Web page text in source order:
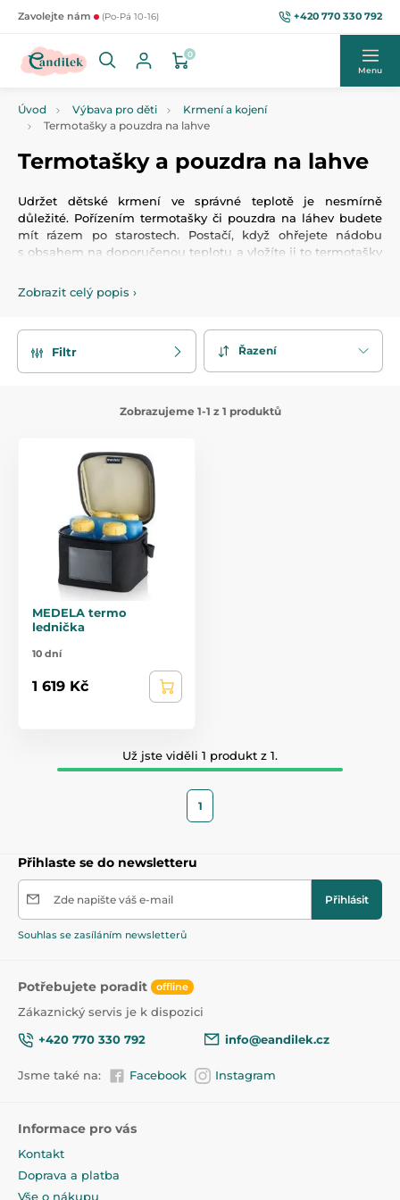
Zavolejte nám (Po-Pá 10-16) +420 770 330 792
0
Menu
Úvod Výbava pro děti
Krmení a kojení
Termotašky a pouzdra na lahve
Termotašky a pouzdra na lahve
Udržet dětské krmení ve správné teplotě je nesmírně
důležité. Pořízením termotašky či pouzdra na láhev budete
mít rázem po starostech. Postačí, když ohřejete nádobu
s obsahem na doporučenou teplotu a vložíte ji to termotašky
hodin. Naše termotašky a pouzdra jsou tedy nezbytnou
pomůckou, zároveň ale vypadají stylově, jsou zdobeny
na láhve omezí časté chlazení a ohřívání krmení, což není
nikdy ideální.
Zobrazit celý popis ›
Filtr Řazení
Zobrazujeme 1-1 z 1 produktů
MEDELA termo
lednička
10 dní
1 619 Kč
Už jste viděli 1 produkt z 1.
1
Přihlaste se do newsletteru
Zde napište váš e-mail Přihlásit
Souhlas se zasíláním newsletterů
Potřebujete poradit offline
Zákaznický servis je k dispozici
+420 770 330 792
info@eandilek.cz
Jsme také na: Facebook Instagram
Informace pro vás
Kontakt
Doprava a platba
Vše o nákupu